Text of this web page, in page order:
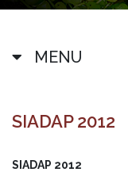
MENU
SIADAP 2012
SIADAP 2012